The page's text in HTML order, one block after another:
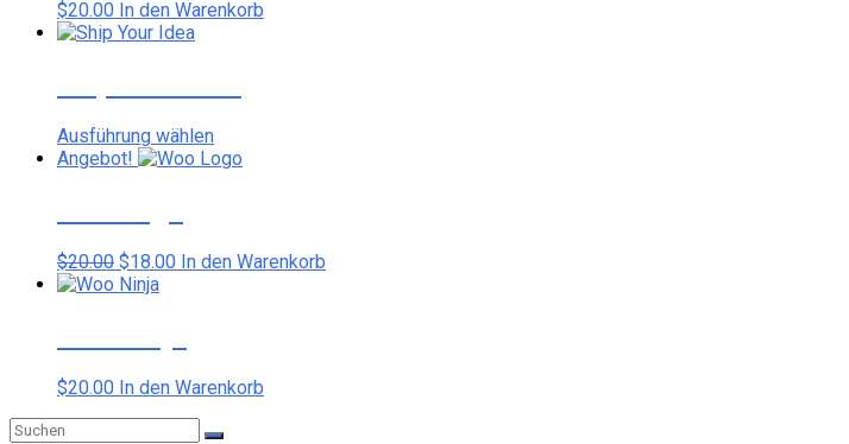
$20.00 In den Warenkorb
Ausführung wählenDieses
Produkt
Die
Produktseite
werden
Angebot!
$20.00 Ursprünglicher
Preis
$18.00Aktueller
In den Warenkorb
$20.00 In den Warenkorb